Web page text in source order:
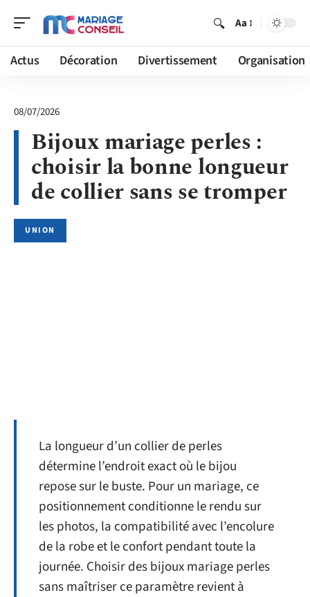
Aa
Actus Décoration Divertissement Organisation
08/07/2026
Bijoux mariage perles :
choisir la bonne longueur
de collier sans se tromper
UNION
La longueur d’un collier de perles
détermine l’endroit exact où le bijou
repose sur le buste. Pour un mariage, ce
positionnement conditionne le rendu sur
les photos, la compatibilité avec l’encolure
de la robe et le confort pendant toute la
journée. Choisir des bijoux mariage perles
sans maîtriser ce paramètre revient à